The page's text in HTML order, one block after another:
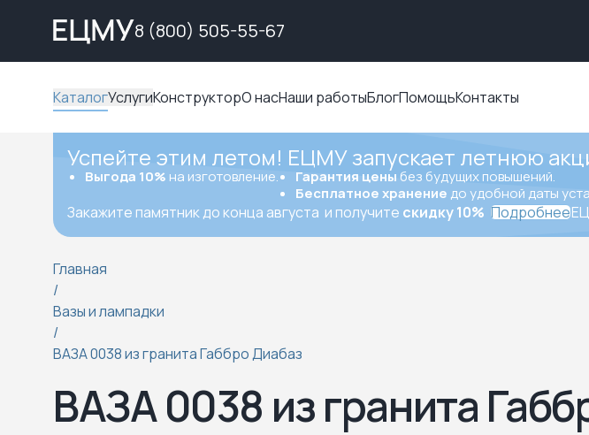
8 (800) 505-55-67
КаталогУслугиКонструкторО насНаши работыБлогПомощьКонтакты
Успейте этим летом! ЕЦМУ запускает летнюю
Выгода 10% на изготовление. Гарантия цены без будущих повышений.
Бесплатное хранение до удобной даты
Закажите памятник до конца августа и получите скидку 10% Подробнее
Главная
/
Вазы и лампадки
/
ВАЗА 0038 из гранита Габбро Диабаз
ВАЗА 0038 из гранита